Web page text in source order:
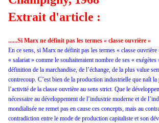
Extrait d'article :
......Si Marx ne définit pas les termes « classe ouvrière »
En ce sens, si Marx ne définit pas les termes « classe
« salariat » comme le souhaiteraient nombre de ses «
définition de la marchandise, de l’échange, de la plus value
contrecoup. C’est bien de la production industrielle que naît
l’activité de la classe ouvrière au sens strict. Que le
nécessaire au développement de l’industrie moderne et de
mondialisée ne remet pas en cause ces concepts, mais au
contradiction entre le mode de production capitaliste et son